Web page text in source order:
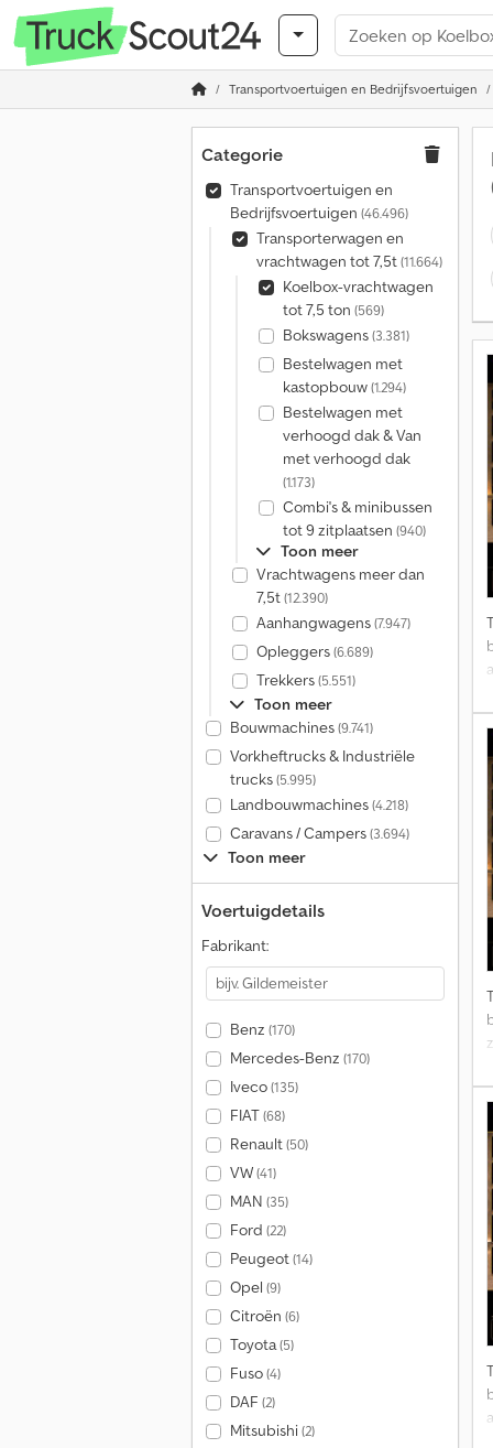
Transportvoertuigen en Bedrijfsvoertuigen
Categorie
Transportvoertuigen en
Bedrijfsvoertuigen (46.496)
Transporterwagen en
vrachtwagen tot 7,5t(11.664)
Koelbox-vrachtwagen
tot 7,5 ton (569)
Bokswagens(3.381)
Bestelwagen met
kastopbouw(1.294)
Bestelwagen met
verhoogd dak & Van
met verhoogd dak
(1.173)
Combi's & minibussen
tot 9 zitplaatsen (940)
Toon meer
Vrachtwagens meer dan
7,5t(12.390)
Aanhangwagens(7.947)
Opleggers(6.689)
Trekkers(5.551)
Toon meer
Bouwmachines(9.741)
Vorkheftrucks & Industriële
trucks(5.995)
Landbouwmachines(4.218)
Caravans / Campers(3.694)
Toon meer
Voertuigdetails
Fabrikant:
Benz (170)
Mercedes-Benz (170)
Iveco(135)
FIAT(68)
Renault(50)
VW(41)
MAN (35)
Ford (22)
Peugeot(14)
Opel (9)
Citroën (6)
Toyota(5)
Fuso(4)
DAF (2)
Mitsubishi(2)